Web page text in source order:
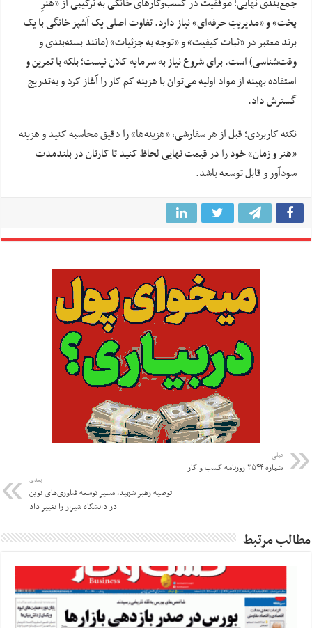
جمع‌بندی نهایی؛ موفقیت در کسب‌وکارهای خانگی به ترکیبی از «هنرِ
پخت» و «مدیریتِ حرفه‌ای» نیاز دارد. تفاوت اصلی یک آشپز خانگی با یک
برند معتبر در «ثبات کیفیت» و «توجه به جزئیات» (مانند بسته‌بندی و
وقت‌شناسی) است. برای شروع نیاز به سرمایه کلان نیست؛ بلکه با تمرین و
استفاده بهینه از مواد اولیه می‌توان با هزینه کم کار را آغاز کرد و به‌تدریج
گسترش داد.
نکته کاربردی؛ قبل از هر سفارشی، «هزینه‌ها» را دقیق محاسبه کنید و هزینه
«هنر و زمان» خود را در قیمت نهایی لحاظ کنید تا کارتان در بلندمدت
سودآور و قابل توسعه باشد.
قبلی
شماره ۳۵۴۴ روزنامه کسب و کار
بعدی
توصیه رهبر شهید، مسیر توسعه فناوری‌های نوین
در دانشگاه شیراز را تغییر داد
مطالب مرتبط